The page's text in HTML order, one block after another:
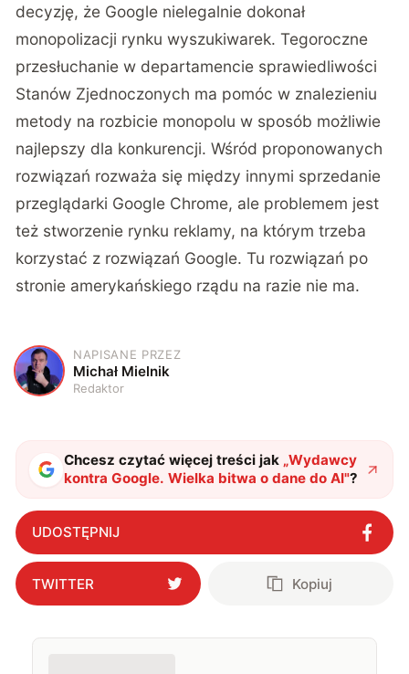
decyzję, że Google nielegalnie dokonał
monopolizacji rynku wyszukiwarek. Tegoroczne
przesłuchanie w departamencie sprawiedliwości
Stanów Zjednoczonych ma pomóc w znalezieniu
metody na rozbicie monopolu w sposób możliwie
najlepszy dla konkurencji. Wśród proponowanych
rozwiązań rozważa się między innymi sprzedanie
przeglądarki Google Chrome, ale problemem jest
też stworzenie rynku reklamy, na którym trzeba
korzystać z rozwiązań Google. Tu rozwiązań po
stronie amerykańskiego rządu na razie nie ma.
M
NAPISANE PRZEZ
Michał Mielnik
Redaktor
Chcesz czytać więcej treści jak „Wydawcy
kontra Google. Wielka bitwa o dane do AI"?
UDOSTĘPNIJ
TWITTER Kopiuj